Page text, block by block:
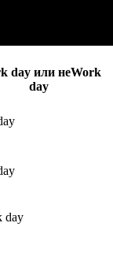
day или неWork
day
day